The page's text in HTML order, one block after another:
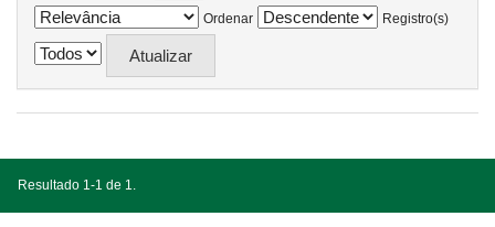
Ordenar
Registro(s)
Resultado 1-1 de 1.